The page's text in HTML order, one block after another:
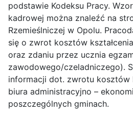
podstawie Kodeksu Pracy.
kadrowej można znaleźć na
Rzemieślniczej w Opolu.
się o zwrot kosztów
oraz zdaniu przez ucznia
zawodowego/czeladniczego).
informacji dot. zwrotu kosztów
biura administracyjno –
poszczególnych gminach.